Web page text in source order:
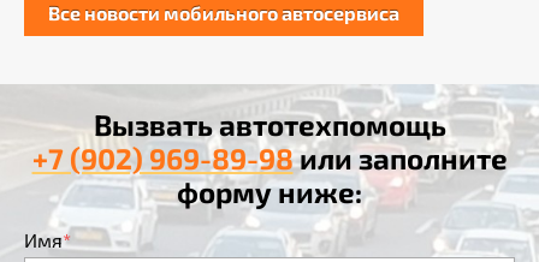
Все новости мобильного автосервиса
Вызвать автотехпомощь
+7 (902) 969-89-98или заполните
форму ниже:
Имя*